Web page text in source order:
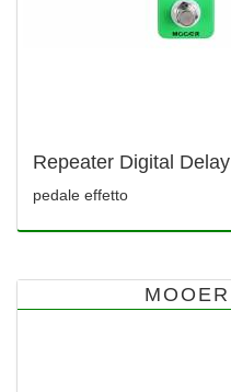
Repeater Digital Delay
pedale effetto
MOOER